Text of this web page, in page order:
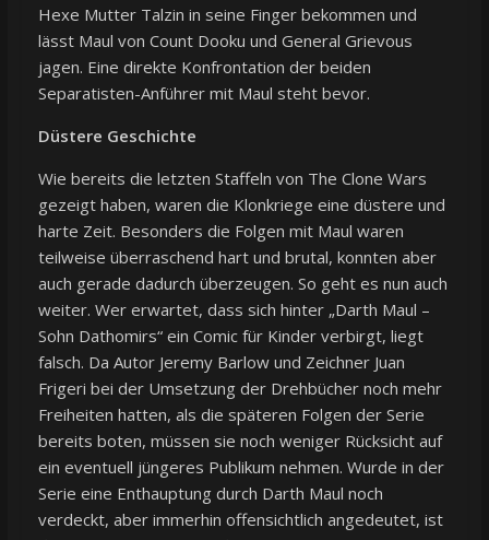
Hexe Mutter Talzin in seine Finger bekommen und
lässt Maul von Count Dooku und General Grievous
jagen. Eine direkte Konfrontation der beiden
Separatisten-Anführer mit Maul steht bevor.
Düstere Geschichte
Wie bereits die letzten Staffeln von The Clone Wars
gezeigt haben, waren die Klonkriege eine düstere und
harte Zeit. Besonders die Folgen mit Maul waren
teilweise überraschend hart und brutal, konnten aber
auch gerade dadurch überzeugen. So geht es nun auch
weiter. Wer erwartet, dass sich hinter „Darth Maul –
Sohn Dathomirs“ ein Comic für Kinder verbirgt, liegt
falsch. Da Autor Jeremy Barlow und Zeichner Juan
Frigeri bei der Umsetzung der Drehbücher noch mehr
Freiheiten hatten, als die späteren Folgen der Serie
bereits boten, müssen sie noch weniger Rücksicht auf
ein eventuell jüngeres Publikum nehmen. Wurde in der
Serie eine Enthauptung durch Darth Maul noch
verdeckt, aber immerhin offensichtlich angedeutet, ist